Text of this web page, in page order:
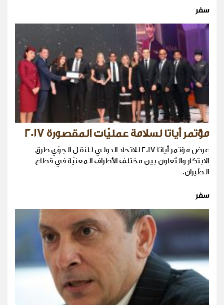
سفر
مؤتمر أياتا لسلامة عمليّات المقصورة 2017
عرض مؤتمر أياتا 2017 للاتحاد الدولي للنقل الجوّي طرق
الابتكار والتّعاون بين مختلف الأطراف المعنيّة في قطاع
الطّيران.
سفر